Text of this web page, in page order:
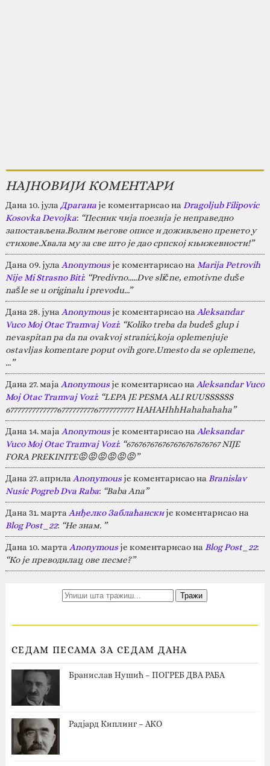
НАЈНОВИЈИ КОМЕНТАРИ
Дана 10. јула Драганаје коментарисао на Dragoljub Filipovic
Kosovka Devojka: “Песник чија поезија је неправедно
запостављена.Волим његове описе и доживљено пренето у
стихове.Хвала му за све што је дао српској књижевности!”
Дана 09. јула Anonymousје коментарисао на Marija Petrovih
Nije Mi Strasno Biti: “Predivno.....Dve slične, emotivne duše
našle se u originalu i prevodu...”
Дана 28. јуна Anonymousје коментарисао на Aleksandar
Vuco Moj Otac Tramvaj Vozi: “Koliko treba da budeš glup i
nevaspitan pa da na ovakvoj stranici,koja oplemenjuje
ostavljas komentare poput ovih gore.Umesto da se oplemene,
…”
Дана 27. маја Anonymousје коментарисао на Aleksandar Vuco
Moj Otac Tramvaj Vozi: “LEPA JE PESMA ALI RUUSSSSSS
67777777777777677777777767777777777 HAHAHhhHahahahaha”
Дана 14. маја Anonymousје коментарисао на Aleksandar
Vuco Moj Otac Tramvaj Vozi: “676767676767676767676767 NIJE
FORA PREKINITE😡😡😡😡😡😡”
Дана 27. априла Anonymousје коментарисао на Branislav
Nusic Pogreb Dva Raba: “Baba Ana”
Дана 31. марта Анђелко Заблаћанскије коментарисао на
Blog Post_22: “Не знам. ”
Дана 10. марта Anonymousје коментарисао на Blog Post_22:
“Ко је преводилац ове песме?”
СЕДАМ ПЕСАМА ЗА СЕДАМ ДАНА
Бранислав Нушић – ПОГРЕБ ДВА РАБА
Радјард Киплинг – АКО